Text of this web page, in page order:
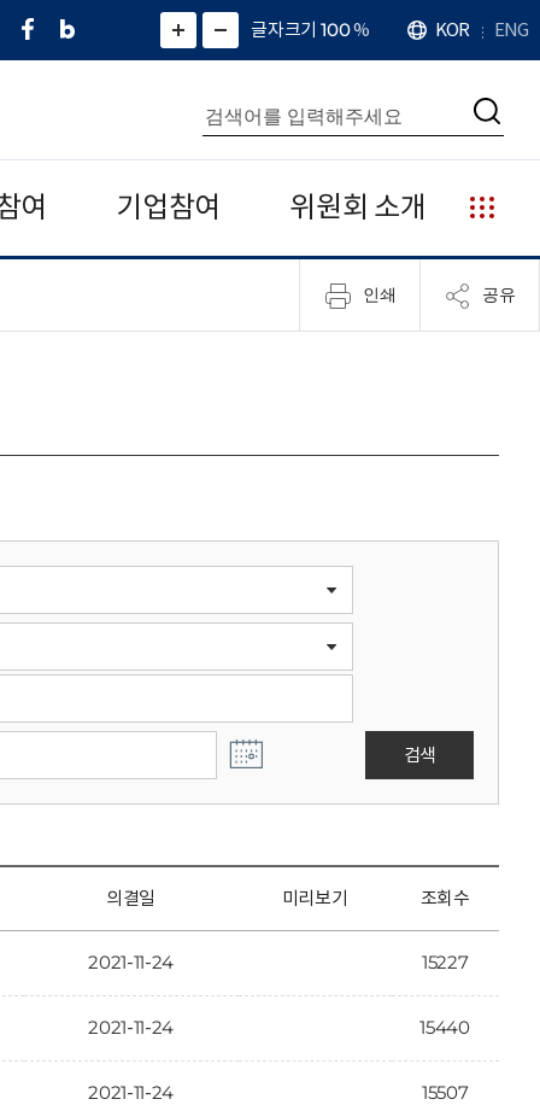
페
네
그
)
화
면
면
소
확
대
치
글자크기 100%
언
어
KOR ENG
통
합
검
색
검
여 기업참여 위원회 소개
누
리
집
안
인쇄 공유
검색
의결일 미리보기 조회수
2021-11-24 15227
2021-11-24 15440
2021-11-24 15507